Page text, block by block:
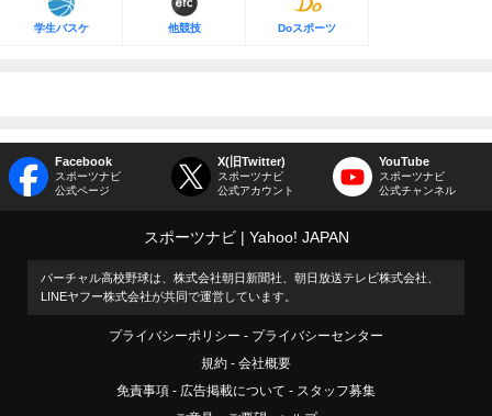
学生バスケ 他競技 Doスポーツ
Facebook
スポーツナビ
公式ページ
X(旧Twitter)
スポーツナビ
公式アカウント
YouTube
スポーツナビ
公式チャンネル
スポーツナビ Yahoo! JAPAN
バーチャル高校野球は、株式会社朝日新聞社、朝日放送テレビ株式会社、
LINEヤフー株式会社が共同で運営しています。
プライバシーポリシー
プライバシーセンター
規約
会社概要
免責事項
広告掲載について
スタッフ募集